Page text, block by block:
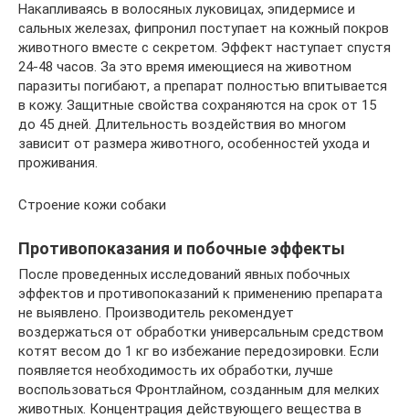
Накапливаясь в волосяных луковицах, эпидермисе и
сальных железах, фипронил поступает на кожный покров
животного вместе с секретом. Эффект наступает спустя
24-48 часов. За это время имеющиеся на животном
паразиты погибают, а препарат полностью впитывается
в кожу. Защитные свойства сохраняются на срок от 15
до 45 дней. Длительность воздействия во многом
зависит от размера животного, особенностей ухода и
проживания.
Строение кожи собаки
Противопоказания и побочные эффекты
После проведенных исследований явных побочных
эффектов и противопоказаний к применению препарата
не выявлено. Производитель рекомендует
воздержаться от обработки универсальным средством
котят весом до 1 кг во избежание передозировки. Если
появляется необходимость их обработки, лучше
воспользоваться Фронтлайном, созданным для мелких
животных. Концентрация действующего вещества в